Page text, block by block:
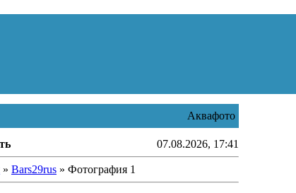
Аквафото
07.08.2026, 17:41
» Bars29rus» Фотография 1